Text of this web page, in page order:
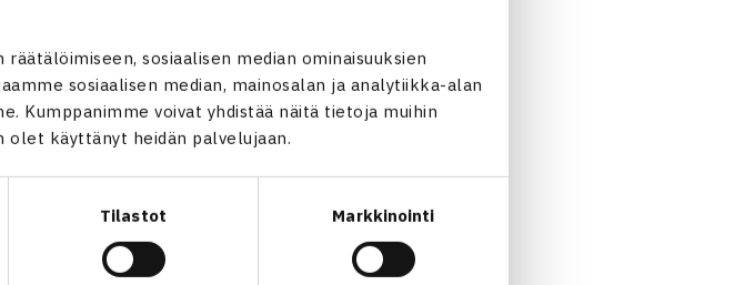
sosiaalisen median ominaisuuksien
sosiaalisen median, mainosalan ja analytiikka-alan
Kumppanimme voivat yhdistää näitä tietoja muihin
käyttänyt heidän palvelujaan.
Tilastot Markkinointi
Saarni 63 76(4)